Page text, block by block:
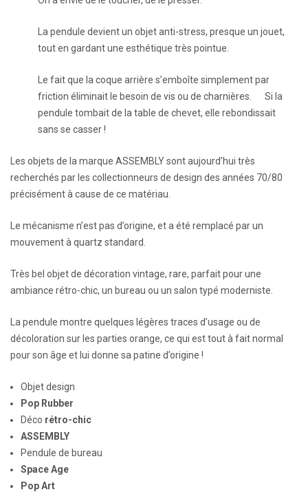
La pendule devient un objet anti-stress, presque un jouet,
tout en gardant une esthétique très pointue.
Le fait que la coque arrière s’emboîte simplement par
friction éliminait le besoin de vis ou de charnières. Si la
pendule tombait de la table de chevet, elle rebondissait
sans se casser !
Les objets de la marque ASSEMBLY sont aujourd’hui très
recherchés par les collectionneurs de design des années 70/80
précisément à cause de ce matériau.
Le mécanisme n’est pas d’origine, et a été remplacé par un
mouvement à quartz standard.
Très bel objet de décoration vintage, rare, parfait pour une
ambiance rétro-chic, un bureau ou un salon typé moderniste.
La pendule montre quelques légères traces d’usage ou de
décoloration sur les parties orange, ce qui est tout à fait normal
pour son âge et lui donne sa patine d’origine !
Objet design
Pop Rubber
Déco rétro-chic
ASSEMBLY
Pendule de bureau
Space Age
Pop Art